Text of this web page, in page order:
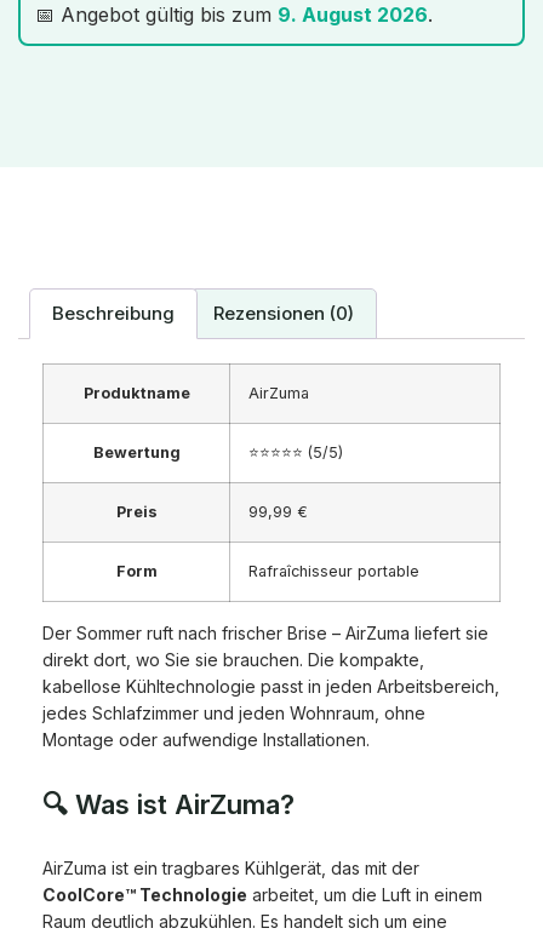
📅 Angebot gültig bis zum 9. August 2026.
Beschreibung Rezensionen (0)
Produktname AirZuma
Bewertung ⭐⭐⭐⭐⭐ (5/5)
Preis 99,99 €
Form Rafraîchisseur portable
Der Sommer ruft nach frischer Brise – AirZuma liefert sie
direkt dort, wo Sie sie brauchen. Die kompakte,
kabellose Kühltechnologie passt in jeden Arbeitsbereich,
jedes Schlafzimmer und jeden Wohnraum, ohne
Montage oder aufwendige Installationen.
🔍 Was ist AirZuma?
AirZuma ist ein tragbares Kühlgerät, das mit der
CoolCore™ Technologie arbeitet, um die Luft in einem
Raum deutlich abzukühlen. Es handelt sich um eine